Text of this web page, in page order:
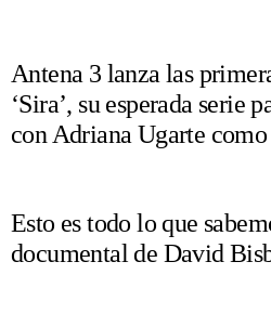
Antena 3 lanza las
‘Sira’, su esperada serie
con Adriana Ugarte
Esto es todo lo que
documental de David